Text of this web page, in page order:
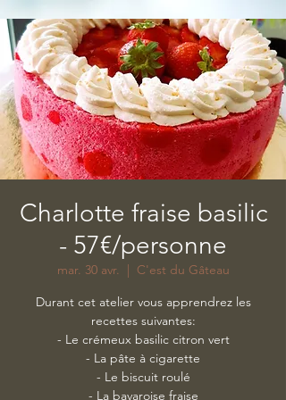
Charlotte fraise basilic
- 57€/personne
mar. 30 avr.
  |
C'est du Gâteau
Durant cet atelier vous apprendrez les
recettes suivantes:
- Le crémeux basilic citron vert
- La pâte à cigarette
- Le biscuit roulé
- La bavaroise fraise